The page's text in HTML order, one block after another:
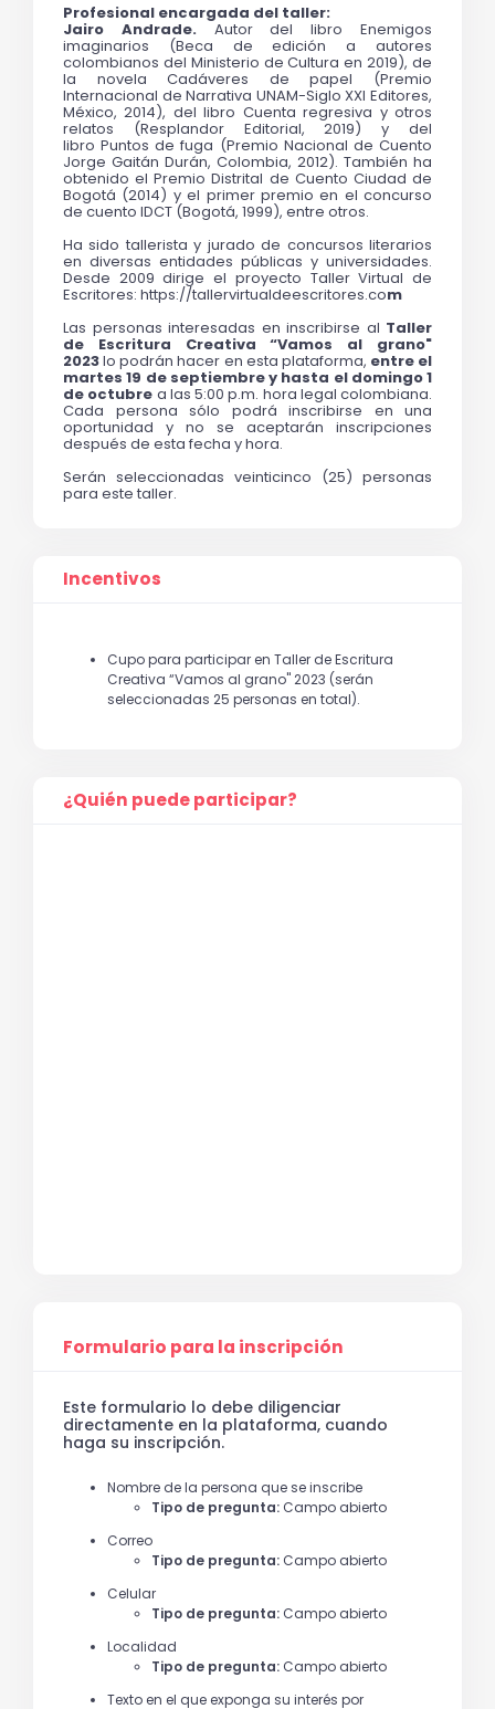
Profesional encargada del taller:
Jairo Andrade. Autor del libro Enemigos
imaginarios (Beca de edición a autores
colombianos del Ministerio de Cultura en 2019), de
la novela Cadáveres de papel (Premio
Internacional de Narrativa UNAM-Siglo XXI Editores,
México, 2014), del libro Cuenta regresiva y otros
relatos (Resplandor Editorial, 2019) y del
libro Puntos de fuga (Premio Nacional de Cuento
Jorge Gaitán Durán, Colombia, 2012). También ha
obtenido el Premio Distrital de Cuento Ciudad de
Bogotá (2014) y el primer premio en el concurso
de cuento IDCT (Bogotá, 1999), entre otros.
Ha sido tallerista y jurado de concursos literarios
en diversas entidades públicas y universidades.
Desde 2009 dirige el proyecto Taller Virtual de
Escritores: https://tallervirtualdeescritores.com
Las personas interesadas en inscribirse al Taller
de Escritura Creativa “Vamos al grano"
2023 lo podrán hacer en esta plataforma, entre el
martes 19 de septiembre y hasta el domingo 1
de octubre a las 5:00 p.m. hora legal colombiana.
Cada persona sólo podrá inscribirse en una
oportunidad y no se aceptarán inscripciones
después de esta fecha y hora.
Serán seleccionadas veinticinco (25) personas
para este taller.
Incentivos
Cupo para participar en Taller de Escritura
Creativa “Vamos al grano" 2023 (serán
seleccionadas 25 personas en total).
¿Quién puede participar?
Formulario para la inscripción
Este formulario lo debe diligenciar
directamente en la plataforma, cuando
haga su inscripción.
Nombre de la persona que se inscribe
Tipo de pregunta: Campo abierto
Correo
Tipo de pregunta: Campo abierto
Celular
Tipo de pregunta: Campo abierto
Localidad
Tipo de pregunta: Campo abierto
Texto en el que exponga su interés por